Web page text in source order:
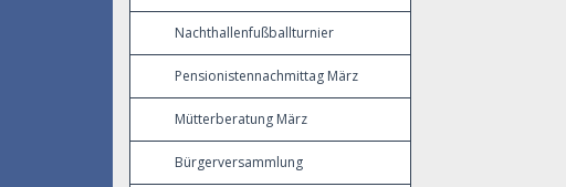
Nachthallenfußballturnier
Pensionistennachmittag März
Mütterberatung März
Bürgerversammlung